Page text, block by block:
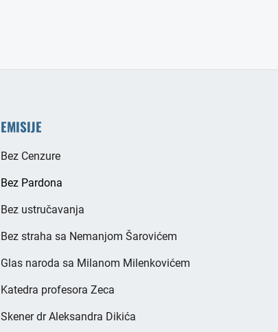
EMISIJE
Bez Cenzure
Bez Pardona
Bez ustručavanja
Bez straha sa Nemanjom Šarovićem
Glas naroda sa Milanom Milenkovićem
Katedra profesora Zeca
Skener dr Aleksandra Dikića